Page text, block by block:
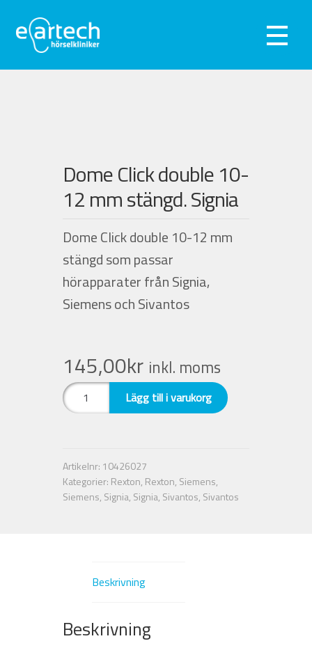
till
navigering
till
innehåll
Meny
Hörseltest
Webshop
Kontakta oss
Integritetspolicy
Mitt konto
Dome Click double 10-
12 mm stängd. Signia
145,00kr inkl. moms
Dome Click double 10-12 mm
stängd som passar
hörapparater från Signia,
Siemens och Sivantos
Dome
Click
12
mm
stängd.
Lägg till i varukorg
Artikelnr: 10426027
Kategorier: Rexton, Rexton, Siemens,
Siemens, Signia, Signia, Sivantos, Sivantos
Beskrivning
Beskrivning